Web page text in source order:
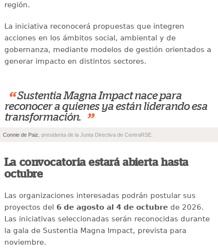
región.
La iniciativa reconocerá propuestas que integren
acciones en los ámbitos social, ambiental y de
gobernanza, mediante modelos de gestión orientados a
generar impacto en distintos sectores.
“ Sustentia Magna Impact nace para
reconocer a quienes ya están liderando esa
transformación.
”
Connie de Paiz , presidenta de la Junta Directiva de CentraRSE.
La convocatoria estará abierta hasta
octubre
Las organizaciones interesadas podrán postular sus
proyectos del 6 de agosto al 4 de octubrede 2026.
Las iniciativas seleccionadas serán reconocidas durante
la gala de Sustentia Magna Impact, prevista para
noviembre.